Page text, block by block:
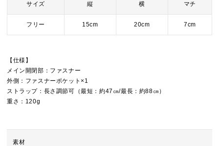
サイズ 縦 横 マチ
フリー 15cm 20cm 7cm
【仕様】
メイン開閉部：ファスナー
外側：ファスナーポケット×1
ストラップ：長さ調節可（最短：約47㎝/最長：約88㎝）
重さ：120g
素材